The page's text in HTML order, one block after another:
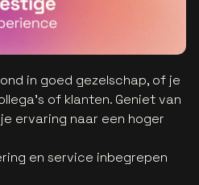
in goed gezelschap, of je
of klanten. Geniet van
ervaring naar een hoger
en service inbegrepen